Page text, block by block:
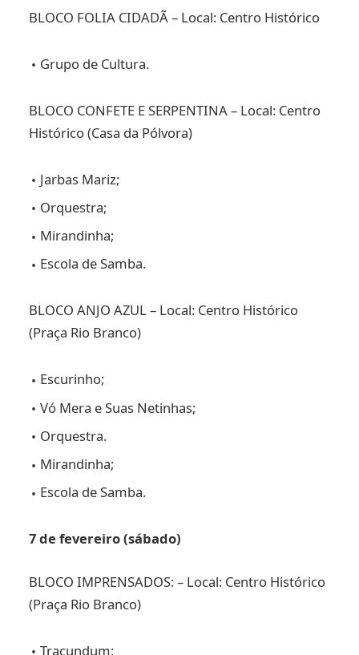
BLOCO FOLIA CIDADÃ – Local: Centro Histórico
Grupo de Cultura.
BLOCO CONFETE E SERPENTINA – Local: Centro
Histórico (Casa da Pólvora)
Jarbas Mariz;
Orquestra;
Mirandinha;
Escola de Samba.
BLOCO ANJO AZUL – Local: Centro Histórico
(Praça Rio Branco)
Escurinho;
Vó Mera e Suas Netinhas;
Orquestra.
Mirandinha;
Escola de Samba.
7 de fevereiro (sábado)
BLOCO IMPRENSADOS: – Local: Centro Histórico
(Praça Rio Branco)
Tracundum;